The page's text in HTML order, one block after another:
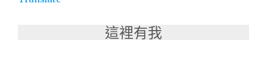
這裡有我